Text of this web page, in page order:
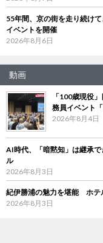
55年間、京の街を走り続け
イベントを開催
2026年8月6日
動画
「100歳現役
務員イベント
2026年8月4日
AI時代、「暗黙知」は継承
ル
2026年8月3日
紀伊勝浦の魅力を堪能 ホテ
2026年8月3日